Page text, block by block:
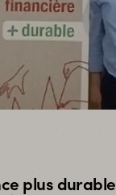
plus durable